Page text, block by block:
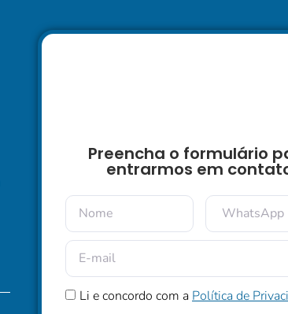
Preencha o formulário
entrarmos em
Li e concordo com a Política de